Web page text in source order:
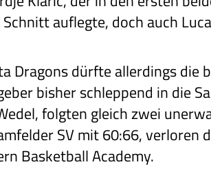
auflegte, doch auch
Dragons dürfte allerdings
bisher schleppend in die
folgten gleich zwei
SV mit 60:66, verloren
Basketball Academy.